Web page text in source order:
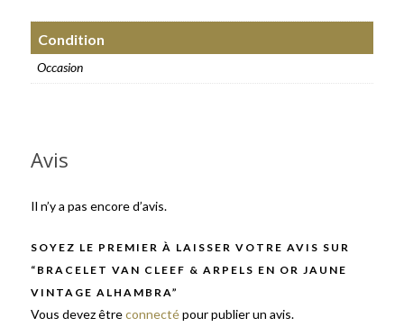
Condition
Occasion
Avis
Il n’y a pas encore d’avis.
SOYEZ LE PREMIER À LAISSER VOTRE AVIS SUR
“BRACELET VAN CLEEF & ARPELS EN OR JAUNE
VINTAGE ALHAMBRA”
Vous devez êtreconnectépour publier un avis.